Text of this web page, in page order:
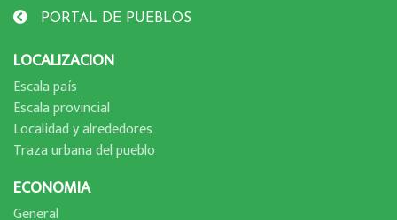
PORTAL DE PUEBLOS
LOCALIZACION
Escala paí­s
Escala provincial
Localidad y alrededores
Traza urbana del pueblo
ECONOMIA
General